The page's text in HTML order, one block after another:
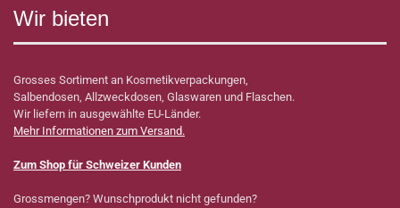
Wir bieten
Grosses Sortiment an Kosmetikverpackungen,
Salbendosen, Allzweckdosen, Glaswaren und Flaschen.
Wir liefern in ausgewählte EU-Länder.
Mehr Informationen zum Versand.
Zum Shop für Schweizer Kunden
Grossmengen? Wunschprodukt nicht gefunden?